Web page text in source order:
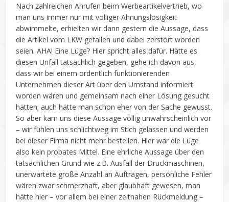
Nach zahlreichen Anrufen beim Werbeartikelvertrieb, wo
man uns immer nur mit völliger Ahnungslosigkeit
abwimmelte, erhielten wir dann gestern die Aussage, dass
die Artikel vom LKW gefallen und dabei zerstört worden
seien. AHA! Eine Lüge? Hier spricht alles dafür. Hätte es
diesen Unfall tatsächlich gegeben, gehe ich davon aus,
dass wir bei einem ordentlich funktionierenden
Unternehmen dieser Art über den Umstand informiert
worden wären und gemeinsam nach einer Lösung gesucht
hätten; auch hätte man schon eher von der Sache gewusst.
So aber kam uns diese Aussage völlig unwahrscheinlich vor
– wir fühlen uns schlichtweg im Stich gelassen und werden
bei dieser Firma nicht mehr bestellen. Hier war die Lüge
also kein probates Mittel. Eine ehrliche Aussage über den
tatsächlichen Grund wie z.B. Ausfall der Druckmaschinen,
unerwartete große Anzahl an Aufträgen, persönliche Fehler
wären zwar schmerzhaft, aber glaubhaft gewesen, man
hätte hier – vor allem bei einer zeitnahen Rückmeldung –